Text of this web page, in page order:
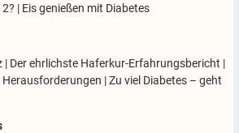
| Eis genießen mit Diabetes
| Der ehrlichste Haferkur-Erfahrungsbericht |
|Zu viel Diabetes – geht